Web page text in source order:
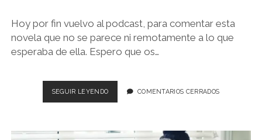
Hoy por fin vuelvo al podcast, para comentar esta
novela que no se parece ni remotamente a lo que
esperaba de ella. Espero que os…
SEGUIR LEYENDOEL
AMANTE
DURAS
COMENTARIOS CERRADOS